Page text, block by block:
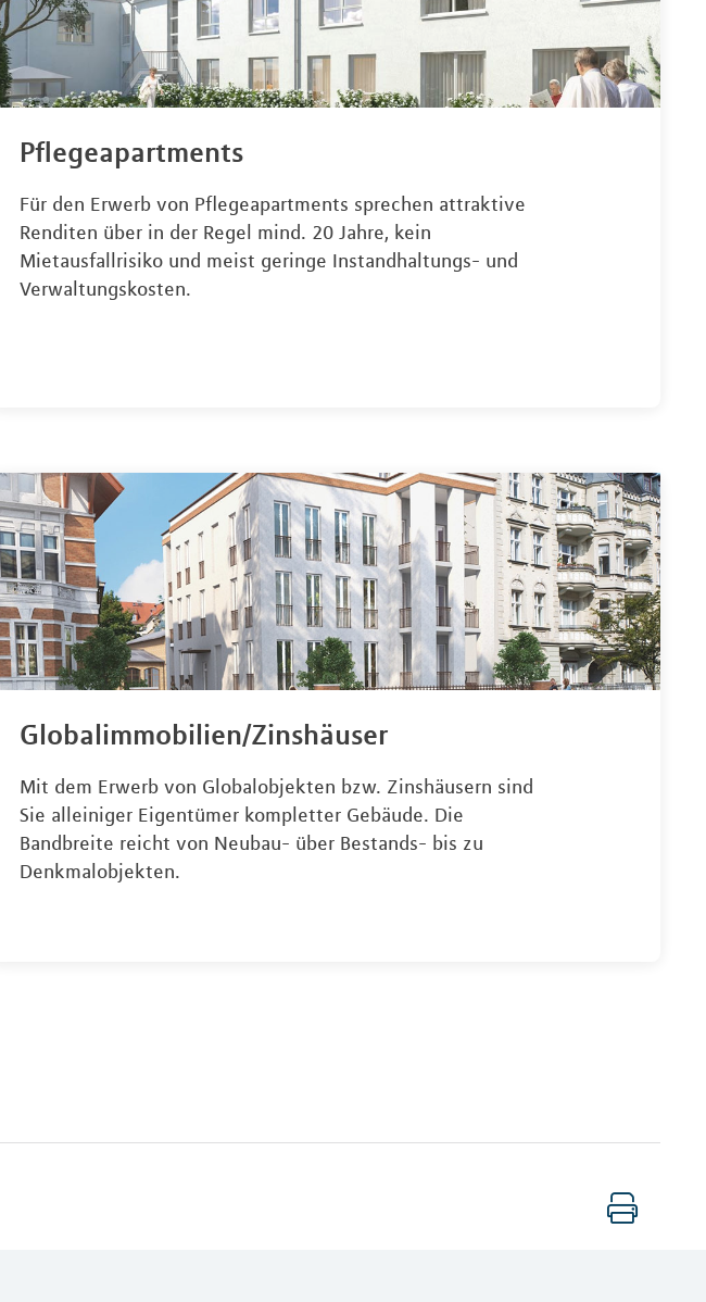
Pflegeapartments
Für den Erwerb von Pflegeapartments sprechen attraktive
Renditen über in der Regel mind. 20 Jahre, kein
Mietausfallrisiko und meist geringe Instandhaltungs- und
Verwaltungskosten.
Globalimmobilien/Zinshäuser
Mit dem Erwerb von Globalobjekten bzw. Zinshäusern sind
Sie alleiniger Eigentümer kompletter Gebäude. Die
Bandbreite reicht von Neubau- über Bestands- bis zu
Denkmalobjekten.